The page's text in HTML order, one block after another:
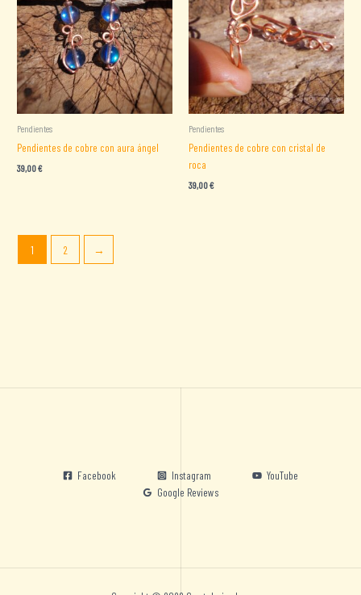
Pendientes
Pendientes de cobre con aura ángel
39,00€
Pendientes
Pendientes de cobre con cristal de
roca
39,00€
1 2 →
Facebook Instagram
YouTube
Google Reviews